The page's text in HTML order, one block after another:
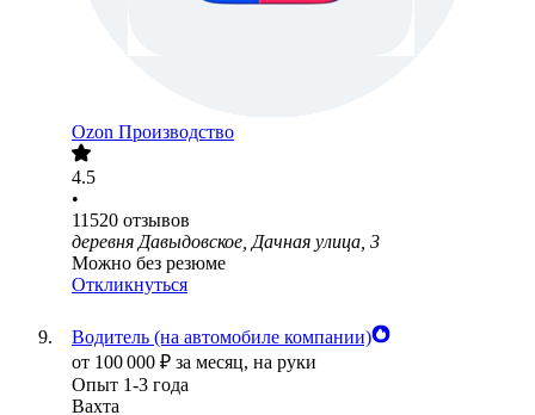
Ozon Производство
4.5
•
11520 отзывов
деревня Давыдовское, Дачная улица, 3
Можно без резюме
Откликнуться
Водитель (на автомобиле компании)
от 100 000 ₽ за месяц, на руки
Опыт 1-3 года
Вахта